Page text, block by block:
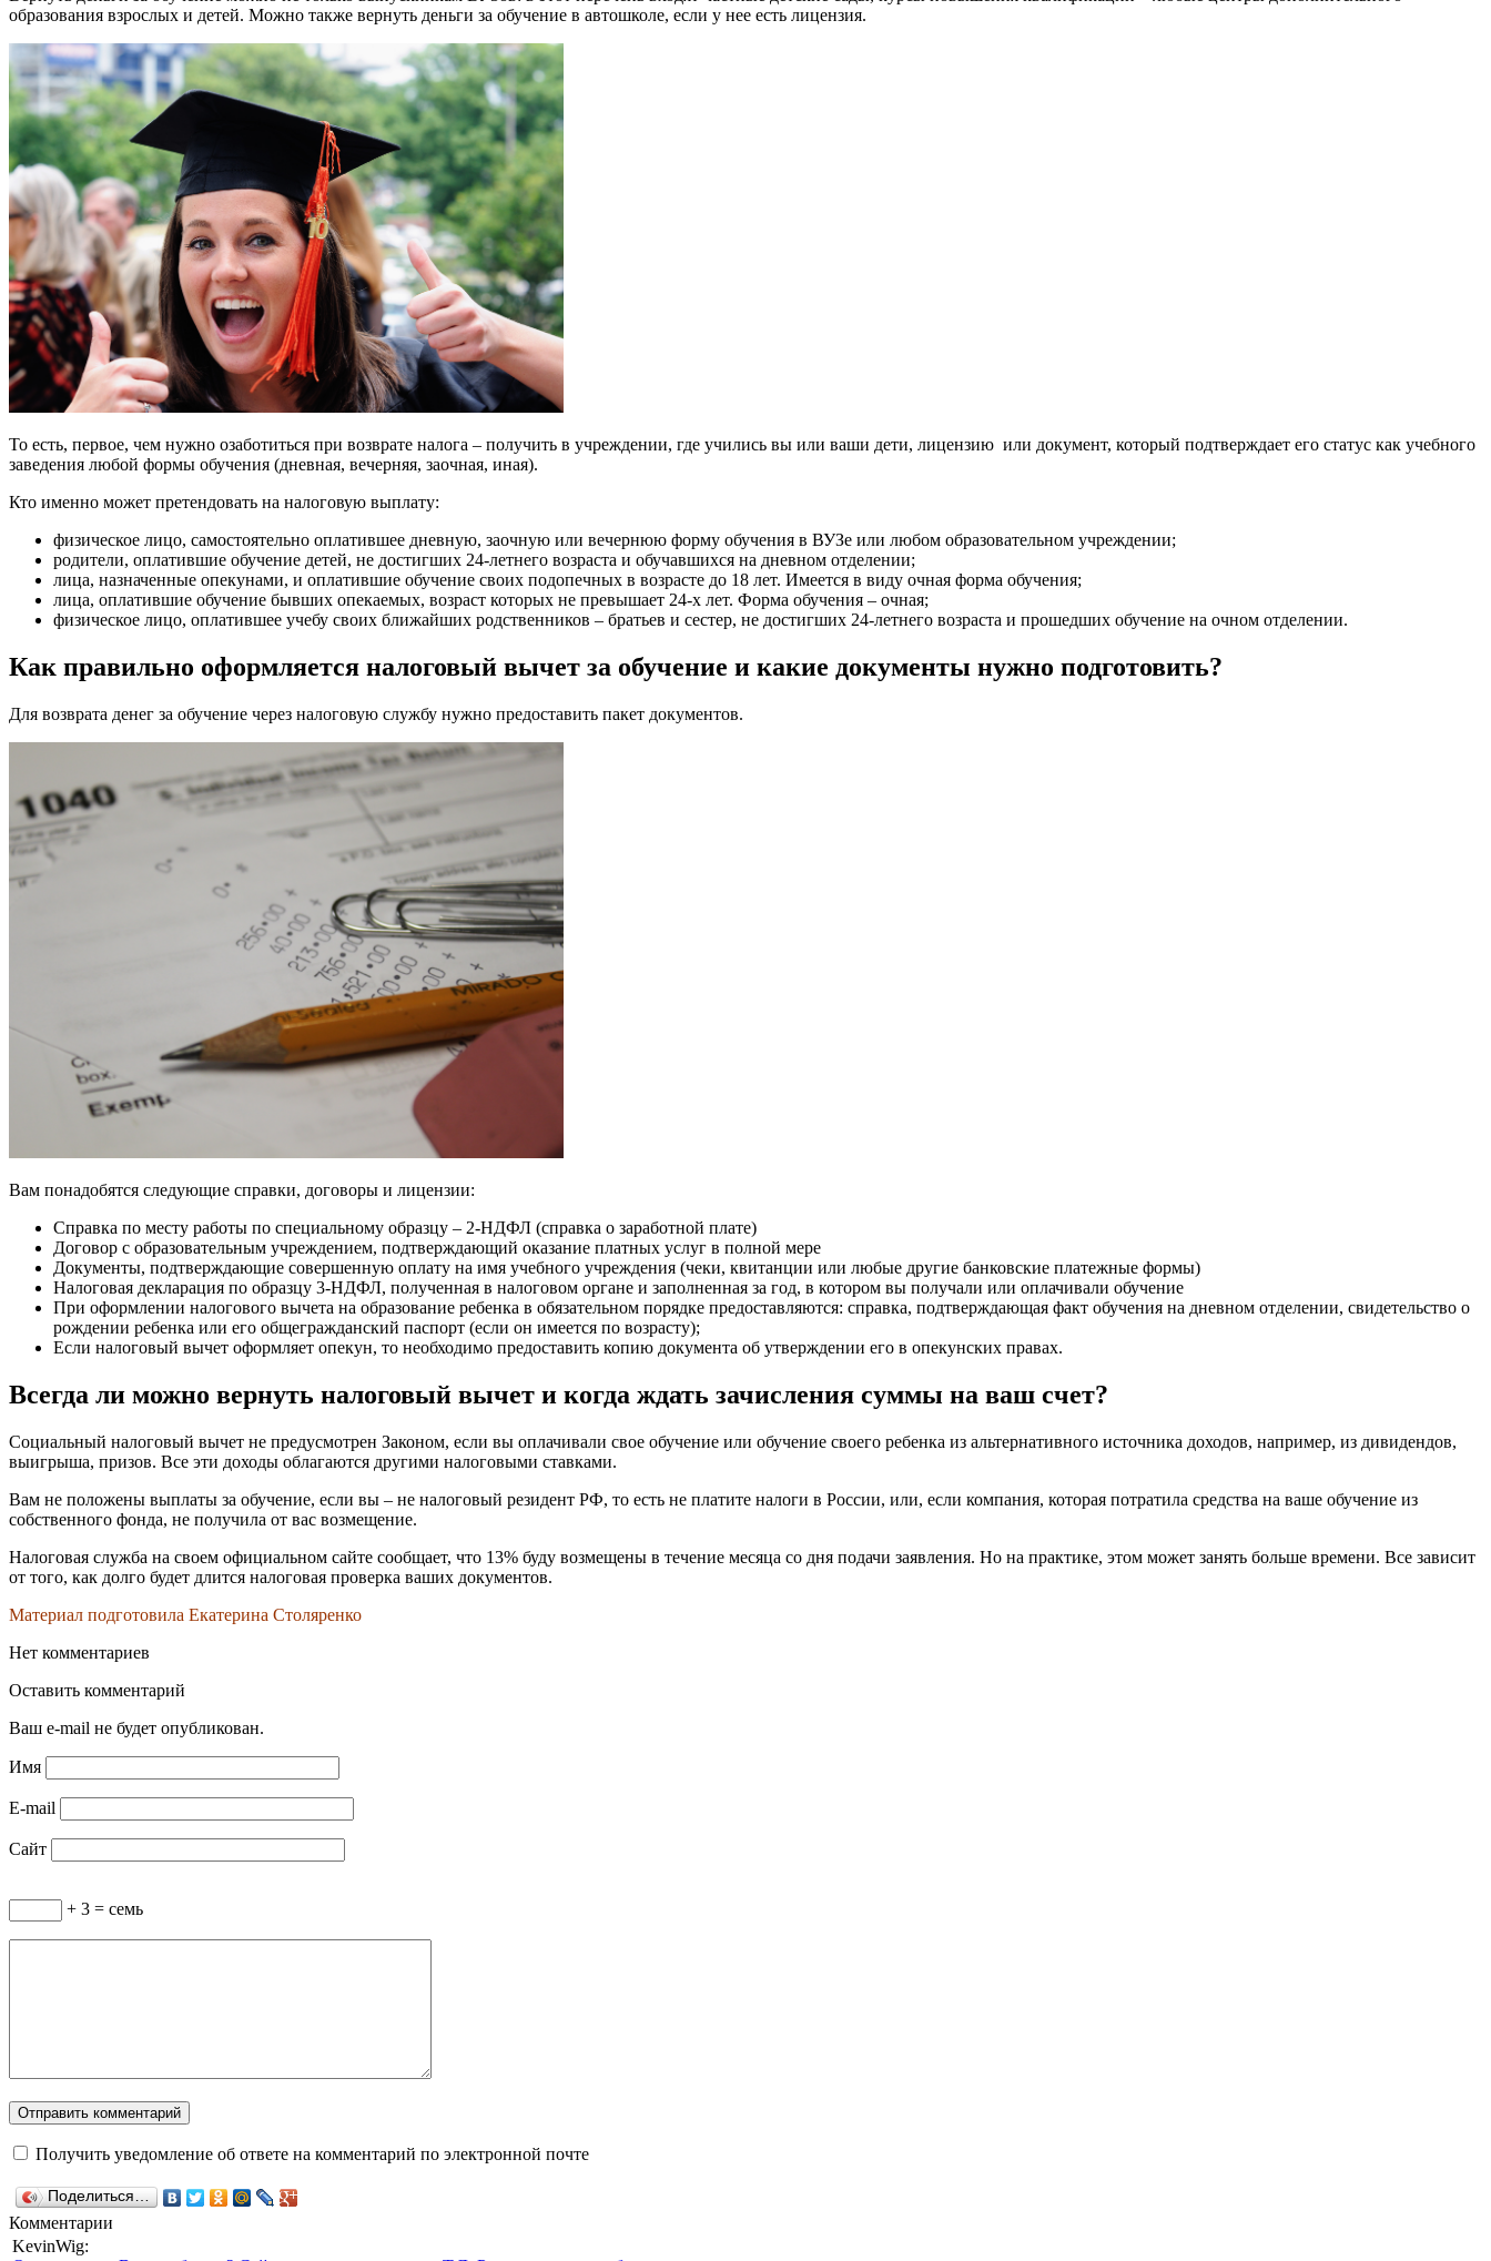
образования взрослых и детей. Можно также вернуть деньги за обучение в автошколе, если у нее есть лицензия.
То есть, первое, чем нужно озаботиться при возврате налога – получить в учреждении, где учились вы или ваши дети, лицензию или документ, который подтверждает его статус как учебного
заведения любой формы обучения (дневная, вечерняя, заочная, иная).
Кто именно может претендовать на налоговую выплату:
физическое лицо, самостоятельно оплатившее дневную, заочную или вечернюю форму обучения в ВУЗе или любом образовательном учреждении;
родители, оплатившие обучение детей, не достигших 24-летнего возраста и обучавшихся на дневном отделении;
лица, назначенные опекунами, и оплатившие обучение своих подопечных в возрасте до 18 лет. Имеется в виду очная форма обучения;
лица, оплатившие обучение бывших опекаемых, возраст которых не превышает 24-х лет. Форма обучения – очная;
физическое лицо, оплатившее учебу своих ближайших родственников – братьев и сестер, не достигших 24-летнего возраста и прошедших обучение на очном отделении.
Как правильно оформляется налоговый вычет за обучение и какие документы нужно подготовить?
Для возврата денег за обучение через налоговую службу нужно предоставить пакет документов.
Вам понадобятся следующие справки, договоры и лицензии:
Справка по месту работы по специальному образцу – 2-НДФЛ (справка о заработной плате)
Договор с образовательным учреждением, подтверждающий оказание платных услуг в полной мере
Документы, подтверждающие совершенную оплату на имя учебного учреждения (чеки, квитанции или любые другие банковские платежные формы)
Налоговая декларация по образцу 3-НДФЛ, полученная в налоговом органе и заполненная за год, в котором вы получали или оплачивали обучение
При оформлении налогового вычета на образование ребенка в обязательном порядке предоставляются: справка, подтверждающая факт обучения на дневном отделении, свидетельство о
рождении ребенка или его общегражданский паспорт (если он имеется по возрасту);
Если налоговый вычет оформляет опекун, то необходимо предоставить копию документа об утверждении его в опекунских правах.
Всегда ли можно вернуть налоговый вычет и когда ждать зачисления суммы на ваш счет?
Социальный налоговый вычет не предусмотрен Законом, если вы оплачивали свое обучение или обучение своего ребенка из альтернативного источника доходов, например, из дивидендов,
выигрыша, призов. Все эти доходы облагаются другими налоговыми ставками.
Вам не положены выплаты за обучение, если вы – не налоговый резидент РФ, то есть не платите налоги в России, или, если компания, которая потратила средства на ваше обучение из
собственного фонда, не получила от вас возмещение.
Налоговая служба на своем официальном сайте сообщает, что 13% буду возмещены в течение месяца со дня подачи заявления. Но на практике, этом может занять больше времени. Все зависит
от того, как долго будет длится налоговая проверка ваших документов.
Материал подготовила Екатерина Столяренко
Нет комментариев
Оставить комментарий
Ваш e-mail не будет опубликован.
Имя
E-mail
Сайт
+ 3 = семь
Получить уведомление об ответе на комментарий по электронной почте
Поделиться…
Комментарии
KevinWig: